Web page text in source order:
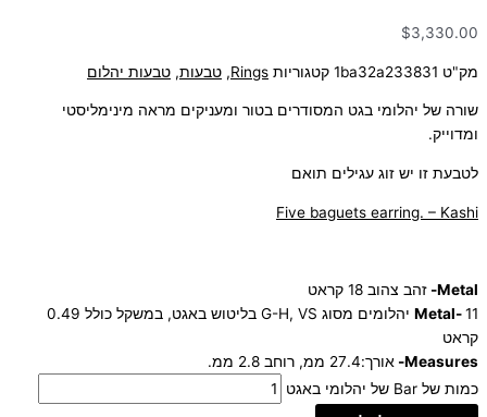
$3,330.00
מק"ט 1ba32a233831 קטגוריות Rings
, טבעות, טבעות יהלום
שורה של יהלומי בגט המסודרים בטור ומעניקים מראה מינימליסטי
ומדוייק.
לטבעת זו יש זוג עגילים תואם
Five baguets earring. – Kashi
Metal- זהב צהוב 18 קראט
Metal-
11 יהלומים מסוג G-H, VS בליטוש באגט, במשקל כולל 0.49
קראט
Measures- אורך:27.4 ממ, רוחב 2.8 ממ.
כמות של Bar של יהלומי באגט